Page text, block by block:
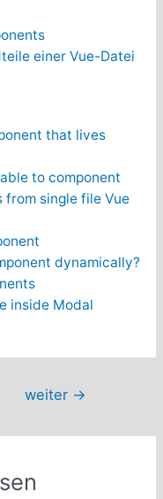
einer Vue-Datei
that lives
to component
from single file Vue
dynamically?
inside Modal
weiter →